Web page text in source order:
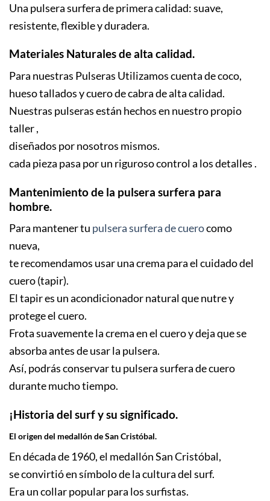
Una pulsera surfera de primera calidad: suave,
resistente, flexible y duradera.
Materiales Naturales de alta calidad.
Para nuestras Pulseras Utilizamos cuenta de coco,
hueso tallados ycuero de cabrade alta calidad.
Nuestras pulseras están hechos en nuestro propio
taller ,
diseñados por nosotros mismos.
cada pieza pasa por un riguroso control a los detalles .
Mantenimiento de la pulsera surfera para
hombre.
Para mantener tu pulsera surfera de cuerocomo
nueva,
te recomendamos usar una crema para el cuidado del
cuero (tapir).
El tapir es un acondicionador natural que nutre y
protege el cuero.
Frota suavemente la crema en el cuero y deja que se
absorba antes de usar la pulsera.
Así, podrás conservar tu pulsera surfera de cuero
durante mucho tiempo.
¡Historia del surf y su significado.
El origen del medallón de San Cristóbal.
En década de 1960, el medallón San Cristóbal,
se convirtió en símbolo de la cultura del surf.
Era un collar popular para los surfistas.